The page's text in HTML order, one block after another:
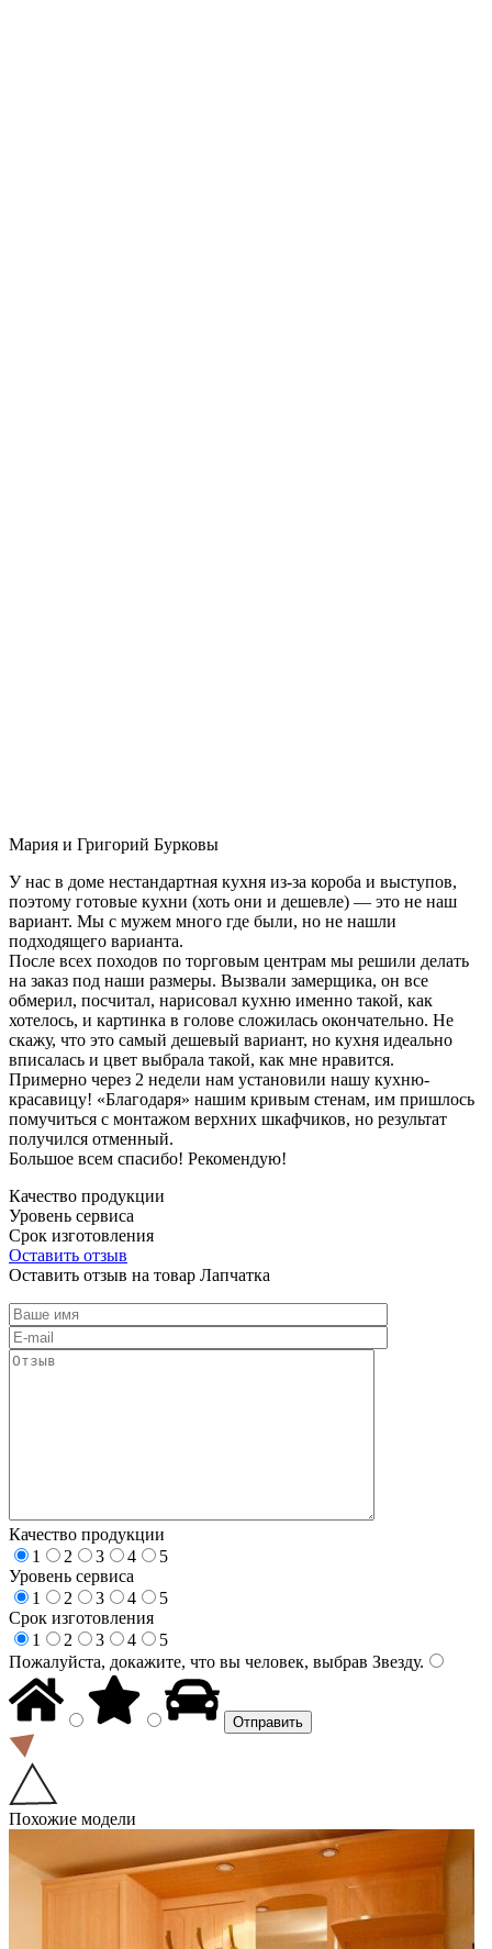
Мария и Григорий Бурковы
У нас в доме нестандартная кухня из-за короба и выступов,
поэтому готовые кухни (хоть они и дешевле) — это не наш
вариант. Мы с мужем много где были, но не нашли
подходящего варианта.
После всех походов по торговым центрам мы решили делать
на заказ под наши размеры. Вызвали замерщика, он все
обмерил, посчитал, нарисовал кухню именно такой, как
хотелось, и картинка в голове сложилась окончательно. Не
скажу, что это самый дешевый вариант, но кухня идеально
вписалась и цвет выбрала такой, как мне нравится.
Примерно через 2 недели нам установили нашу кухню-
красавицу! «Благодаря» нашим кривым стенам, им пришлось
помучиться с монтажом верхних шкафчиков, но результат
получился отменный.
Большое всем спасибо! Рекомендую!
Качество продукции
Уровень сервиса
Срок изготовления
Оставить отзыв
Оставить отзыв на товар Лапчатка
Качество продукции
1
2 3 4
5
Уровень сервиса
1
2 3 4
5
Срок изготовления
1
2 3 4
5
Пожалуйста, докажите, что вы человек, выбрав Звезду.
Похожие модели